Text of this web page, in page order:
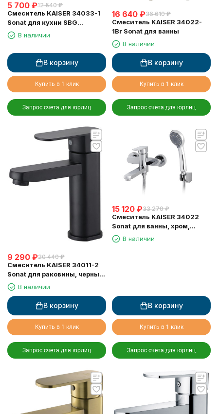
5 700 ₽12 540 ₽
Смеситель KAISER 34033-1
Sonat для кухни SBG
песочный
В наличии
В корзину
Купить в 1 клик
Запрос счета для юрлиц
16 640 ₽36 610 ₽
Смеситель KAISER 34022-
1Br Sonat для ванны
В наличии
В корзину
Купить в 1 клик
Запрос счета для юрлиц
9 290 ₽20 440 ₽
Смеситель KAISER 34011-2
Sonat для раковины, черный
матовый
В наличии
В корзину
Купить в 1 клик
Запрос счета для юрлиц
15 120 ₽33 270 ₽
Смеситель KAISER 34022
Sonat для ванны, хром,
дивертор 6020
В наличии
В корзину
Купить в 1 клик
Запрос счета для юрлиц